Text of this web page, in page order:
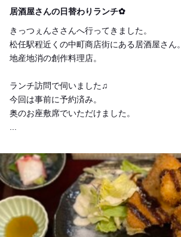
居酒屋さんの日替わりランチ✿
きっつぇんささんへ行ってきました。
松任駅程近くの中町商店街にある居酒屋さん。
地産地消の創作料理店。
ランチ訪問で伺いました♫
今回は事前に予約済み。
奥のお座敷席でいただけました。